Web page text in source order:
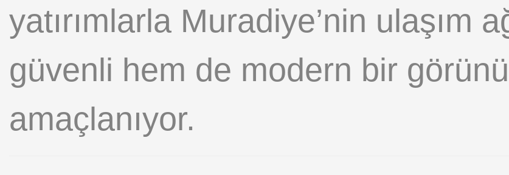
yatırımlarla Muradiye’nin ulaşım
güvenli hem de modern bir
amaçlanıyor.